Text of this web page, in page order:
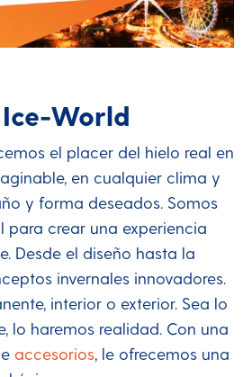
World
el placer del hielo real en
en cualquier clima y
y forma deseados. Somos
para crear una experiencia
Desde el diseño hasta la
invernales innovadores.
interior o exterior. Sea lo
lo haremos realidad. Con una
accesorios , le ofrecemos una